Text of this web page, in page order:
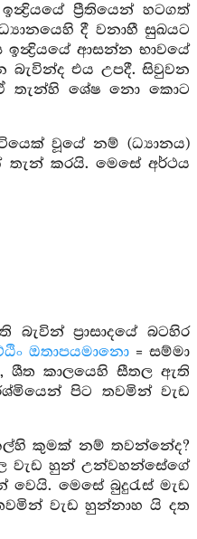
ප්‍රීතියෙන් හටගත්
දී වනාහී සුඛයට
ආසන්න භාවයේ
බැවින්ද එය උපදී. සිවුවන
තැන්හි ශේෂ නො කොට
වූයේ නම් (ධ්‍යානය)
තැන් කරයි. මෙසේ අර්ථය
බැවින් ප්‍රාසාදයේ බටහිර
ඔතාපයමානො= සම්මා
ශීත කාලයෙහි සීතල ඇති
පිට තවමින් වැඩ
කුමක් නම් තවන්නේද?
වැඩ හුන් උන්වහන්සේගේ
මෙසේ බුදුරැස් මැඩ
වැඩ හුන්නාහ යි දත